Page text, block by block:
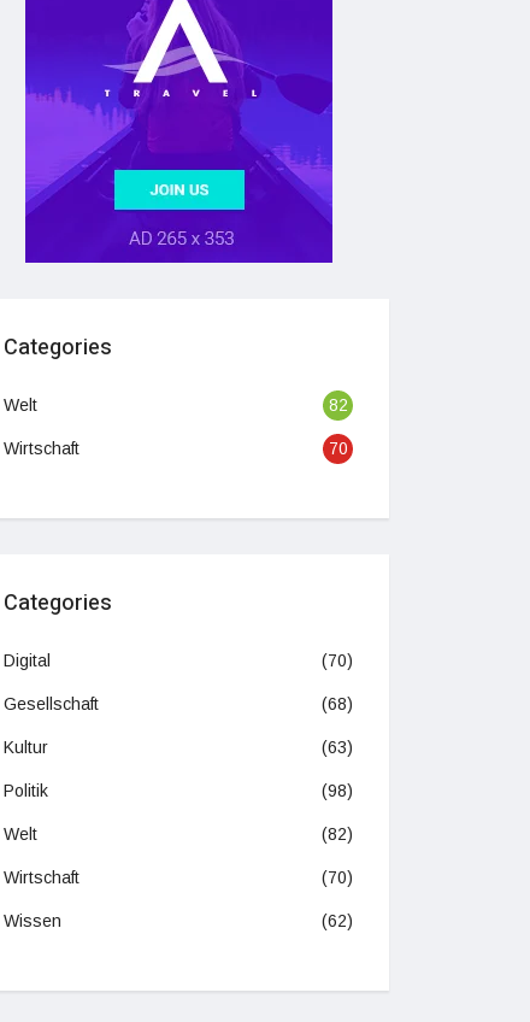
Categories
Welt 82
Wirtschaft 70
Categories
Digital (70)
Gesellschaft (68)
Kultur (63)
Politik (98)
Welt (82)
Wirtschaft (70)
Wissen (62)